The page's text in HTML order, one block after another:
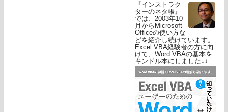
『インストラク
ターのネタ帳』
では、2003年10
月からMicrosoft
Officeの使い方な
どを紹介し続けています。
Excel VBA経験者の方に向
けて、Word VBAの基本を
キンドル本にしました↓↓